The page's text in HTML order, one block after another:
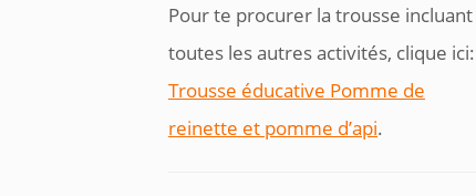
Pour te procurer la trousse incluant
toutes les autres activités, clique ici:
Trousse éducative Pomme de
reinette et pomme d’api.